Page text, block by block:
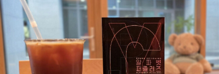
했던 <C의 유언>유괴된 아들이 폭발로 사망하고 범인도 잡지 못한
채로 한 많은 생을 마쳐야 헸던 아버지의 눈물의 수기 <Y의 유괴>
이 모든 이야기들은 한 맨션에 살고 있는 사람들이 집주인의 집에서
홍차를 마시며 풀어내는 이야기다.나도 미네하라처럼 건물주가 되
어 세입자들과 이런 추리 모임을 만들어 사건을 풀어가는 일로 여생
을 보내면 좋겠다는 생각을 했다. 그러나...마지막 편지를 읽으며 내
꿈은 스르륵 막을 내렸다. 진짜 열 길 물속은 알아도한 길 사람 속은